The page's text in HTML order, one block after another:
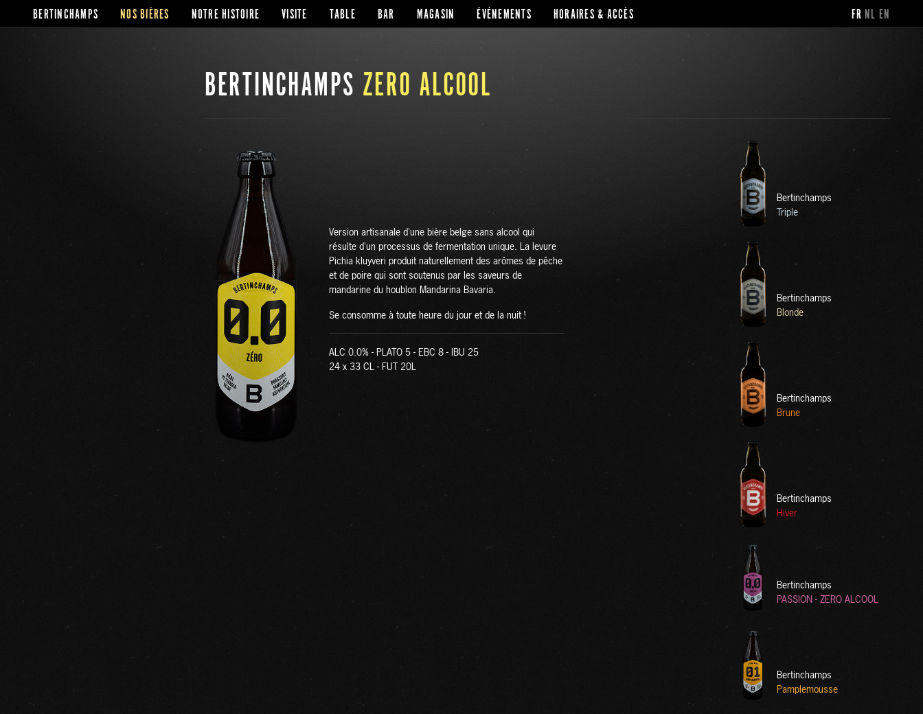
BERTINCHAMPS NOS BIÈRES NOTRE HISTOIRE VISITE TABLE BAR MAGASIN ÉVÉNEMENTS HORAIRES & ACCÈS FR NL EN
BERTINCHAMPS ZERO ALCOOL
Version artisanale d'une bière belge sans alcool qui
résulte d'un processus de fermentation unique. La levure
Pichia kluyveri produit naturellement des arômes de pêche
et de poire qui sont soutenus par les saveurs de
mandarine du houblon Mandarina Bavaria.
Se consomme à toute heure du jour et de la nuit !
ALC 0.0% - PLATO 5 - EBC 8 - IBU 25
24 x 33 CL - FUT 20L
Bertinchamps
Triple
Bertinchamps
Blonde
Bertinchamps
Brune
Bertinchamps
Hiver
Bertinchamps
PASSION - ZERO ALCOOL
Bertinchamps
Pamplemousse